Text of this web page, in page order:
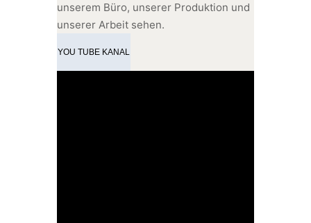
unserem Büro, unserer Produktion und
unserer Arbeit sehen.
YOU TUBE KANAL